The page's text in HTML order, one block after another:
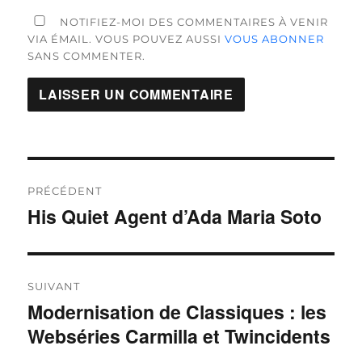
NOTIFIEZ-MOI DES COMMENTAIRES À VENIR
VIA ÉMAIL. VOUS POUVEZ AUSSIVOUS ABONNER
SANS COMMENTER.
de
l’article
PRÉCÉDENT
Publication
His Quiet Agent d’Ada Maria Soto
SUIVANT
Publication
suivante :
Modernisation de Classiques : les
Webséries Carmilla et Twincidents